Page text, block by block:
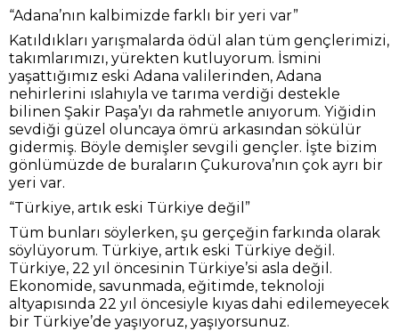
“Adana’nın kalbimizde farklı bir yeri var”
Katıldıkları yarışmalarda ödül alan tüm gençlerimizi,
takımlarımızı, yürekten kutluyorum. İsmini
yaşattığımız eski Adana valilerinden, Adana
nehirlerini ıslahıyla ve tarıma verdiği destekle
bilinen Şakir Paşa’yı da rahmetle anıyorum. Yiğidin
sevdiği güzel oluncaya ömrü arkasından sökülür
gidermiş. Böyle demişler sevgili gençler. İşte bizim
gönlümüzde de buraların Çukurova’nın çok ayrı bir
yeri var.
“Türkiye, artık eski Türkiye değil”
Tüm bunları söylerken, şu gerçeğin farkında olarak
söylüyorum. Türkiye, artık eski Türkiye değil.
Türkiye, 22 yıl öncesinin Türkiye’si asla değil.
Ekonomide, savunmada, eğitimde, teknoloji
altyapısında 22 yıl öncesiyle kıyas dahi edilemeyecek
bir Türkiye’de yaşıyoruz, yaşıyorsunuz.